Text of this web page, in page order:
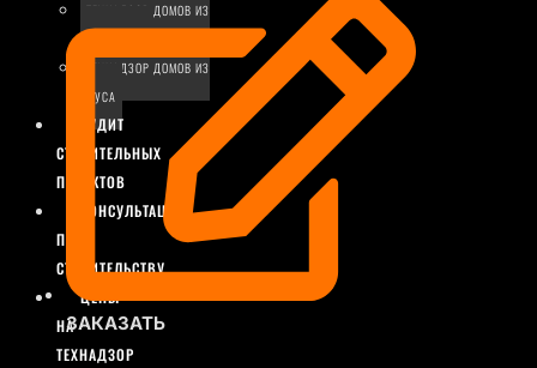
ТЕХНАДЗОР ДОМОВ ИЗ
ТЕХНАДЗОР ДОМОВ ИЗ
БРУСА
АУДИТ
СТРОИТЕЛЬНЫХ
ПРОЕКТОВ
КОНСУЛЬТАЦИИ
ПО
СТРОИТЕЛЬСТВУ
ЦЕНЫ
НА
ТЕХНАДЗОР
ЗАКАЗАТЬ